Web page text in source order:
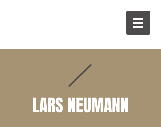
LARS NEUMANN